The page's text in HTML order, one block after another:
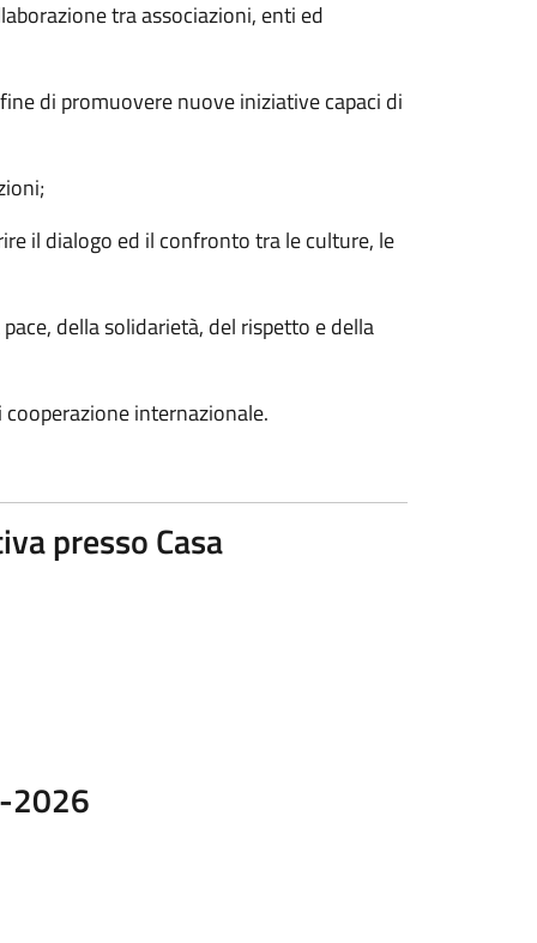
tra associazioni, enti ed
di promuovere nuove iniziative capaci di
il dialogo ed il confronto tra le culture, le
della solidarietà, del rispetto e della
internazionale.
presso Casa
2026